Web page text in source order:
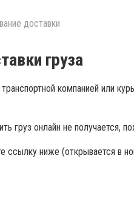
доставки
груза
транспортной компанией или
груз онлайн не получается,
ссылку ниже (открывается в